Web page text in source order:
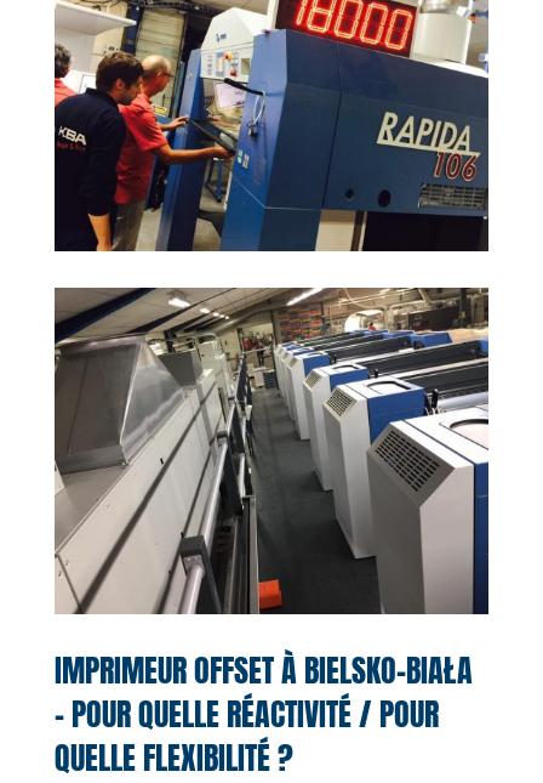
IMPRIMEUR OFFSET À BIELSKO-BIAŁA
– POUR QUELLE RÉACTIVITÉ / POUR
QUELLE FLEXIBILITÉ ?